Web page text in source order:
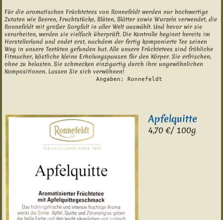
Für die aromatischen Früchtetees von Ronnefeldt werden nur hochwertige
Zutaten wie Beeren, Fruchtstücke, Blüten, Blätter sowie Wurzeln verwendet, die
Ronnefeldt mit großer Sorgfalt in aller Welt auswählt. Und bevor wir sie
verarbeiten, werden sie vielfach überprüft. Die Kontrolle beginnt bereits im
Herstellerland und endet erst, nachdem der fertig komponierte Tee seinen
Weg in unsere Teetüten gefunden hat. Alle unsere Früchtetees sind fröhliche
Fitmacher, köstliche kleine Erholungspausen für den Körper. Sie erfrischen,
ohne zu belasten. Sie schmecken einzigartig durch ihre ungewöhnlichen
Kompositionen. Lassen Sie sich verwöhnen!
Angaben: Ronnefeldt
Apfelquitte
4,70 €/ 100g